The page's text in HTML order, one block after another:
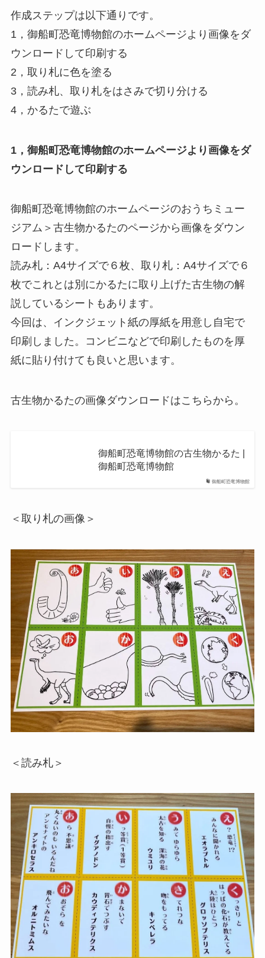
作成ステップは以下通りです。
1，御船町恐竜博物館のホームページより画像をダ
ウンロードして印刷する
2，取り札に色を塗る
3，読み札、取り札をはさみで切り分ける
4，かるたで遊ぶ
1，御船町恐竜博物館のホームページより画像をダ
ウンロードして印刷する
御船町恐竜博物館のホームページのおうちミュー
ジアム＞古生物かるたのページから画像をダウン
ロードします。
読み札：A4サイズで６枚、取り札：A4サイズで６
枚でこれとは別にかるたに取り上げた古生物の解
説しているシートもあります。
今回は、インクジェット紙の厚紙を用意し自宅で
印刷しました。コンビニなどで印刷したものを厚
紙に貼り付けても良いと思います。
古生物かるたの画像ダウンロードはこちらから。
御船町恐竜博物館
御船町恐竜博物館の古生物かるた |
御船町恐竜博物館
＜取り札の画像＞
＜読み札＞